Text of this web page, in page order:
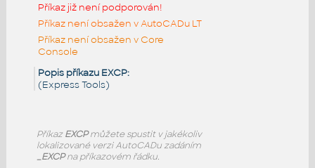
Příkaz již není podporován!
Příkaz není obsažen v AutoCADu LT
Příkaz není obsažen v Core
Console
Popis příkazu EXCP:
(Express Tools)
PříkazEXCPmůžete spustit v jakékoliv
lokalizované verzi AutoCADu zadáním
_EXCPna příkazovém řádku.